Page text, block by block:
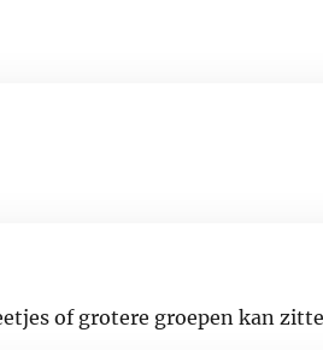
of grotere groepen kan